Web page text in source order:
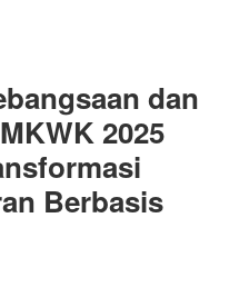
WUJUDKAN
PENDIDIKAN
HUMANIS
BERBASIS
TEKNOLOGI
dan
2025
Berbasis